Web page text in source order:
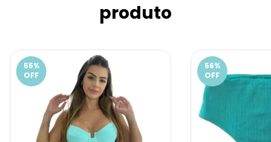
produto
55%
OFF
56%
OFF